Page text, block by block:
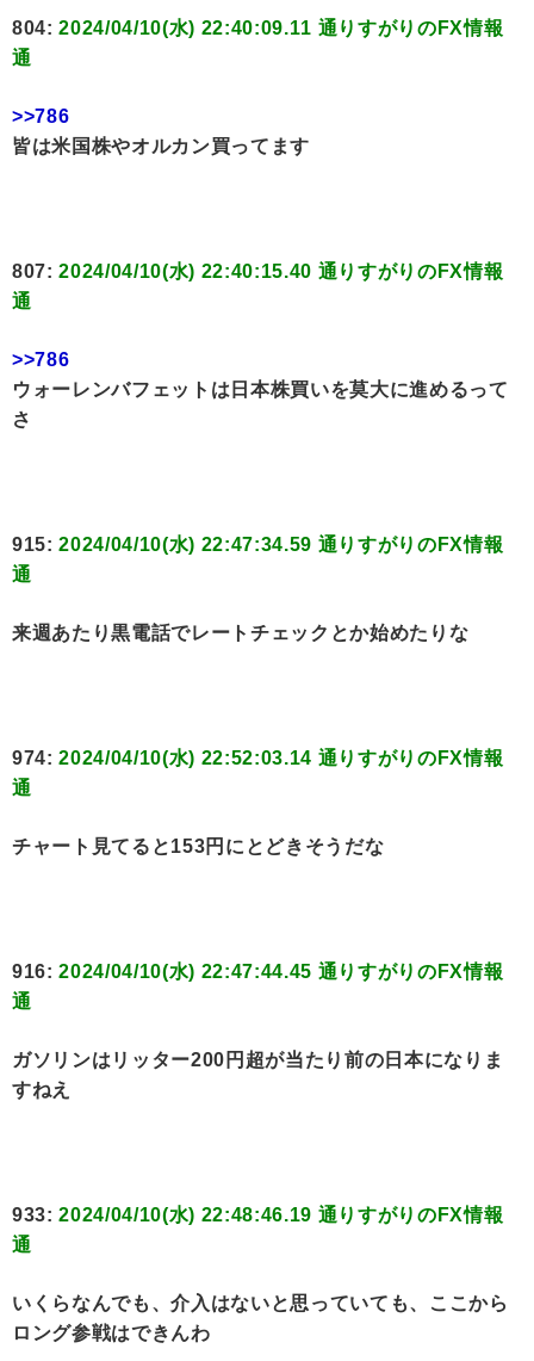
804:2024/04/10(水) 22:40:09.11 通りすがりのFX情報
通
>>786
皆は米国株やオルカン買ってます
807:2024/04/10(水) 22:40:15.40 通りすがりのFX情報
通
>>786
ウォーレンバフェットは日本株買いを莫大に進めるって
さ
915:2024/04/10(水) 22:47:34.59 通りすがりのFX情報
通
来週あたり黒電話でレートチェックとか始めたりな
974:2024/04/10(水) 22:52:03.14 通りすがりのFX情報
通
チャート見てると153円にとどきそうだな
916:2024/04/10(水) 22:47:44.45 通りすがりのFX情報
通
ガソリンはリッター200円超が当たり前の日本になりま
すねえ
933:2024/04/10(水) 22:48:46.19 通りすがりのFX情報
通
いくらなんでも、介入はないと思っていても、ここから
ロング参戦はできんわ